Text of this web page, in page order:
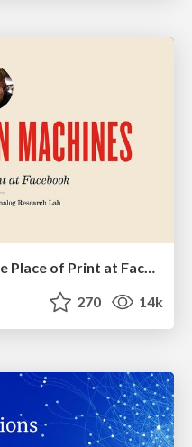
Imperfection Machines: The Place of Print at Facebook
270 14k